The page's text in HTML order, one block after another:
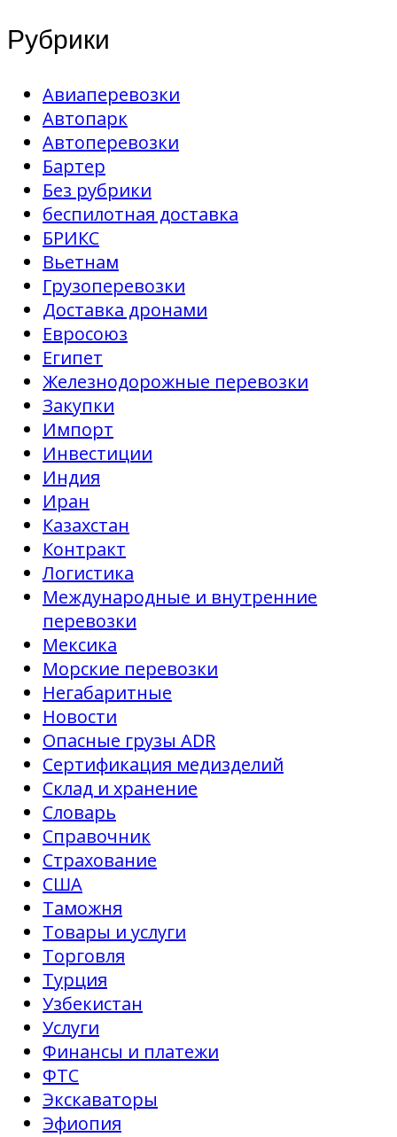
Рубрики
Авиаперевозки
Автопарк
Автоперевозки
Бартер
Без рубрики
беспилотная доставка
БРИКС
Вьетнам
Грузоперевозки
Доставка дронами
Евросоюз
Египет
Железнодорожные перевозки
Закупки
Импорт
Инвестиции
Индия
Иран
Казахстан
Контракт
Логистика
Международные и внутренние
перевозки
Мексика
Морские перевозки
Негабаритные
Новости
Опасные грузы ADR
Сертификация медизделий
Склад и хранение
Словарь
Справочник
Страхование
США
Таможня
Товары и услуги
Торговля
Турция
Узбекистан
Услуги
Финансы и платежи
ФТС
Экскаваторы
Эфиопия